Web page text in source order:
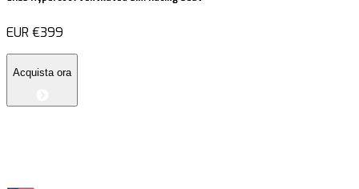
EUR €399
Acquista ora